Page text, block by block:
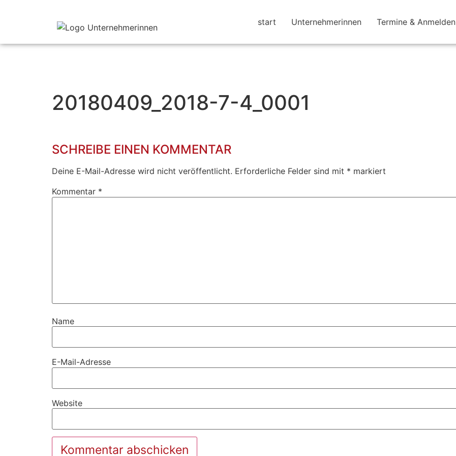
start Unternehmerinnen Termine & Anmelden
20180409_2018-7-4_0001
SCHREIBE EINEN KOMMENTAR
Deine E-Mail-Adresse wird nicht veröffentlicht. Erforderliche Felder sind mit * markiert
Kommentar *
Name
E-Mail-Adresse
Website